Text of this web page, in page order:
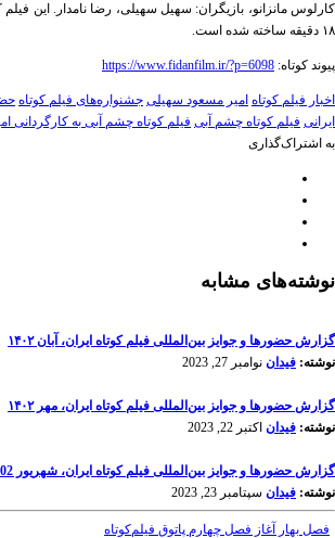
۱۸ دقیقه ساخته شده است.
پیوند کوتاه: https://www.fidanfilm.ir/?p=6098
اخبار فیلم کوتاه امیر مسعود سهیلی جشنواره‌های فیلم کوتاه
ایرانی فیلم کوتاه چشم آبی فیلم کوتاه چشم آبی به کارگردانی
به اشتراک‌گذاری
نوشته‌های مشابه
گزارش حضورها و جوایز بین‌المللی فیلم کوتاه ایران، آبان ۱۴۰۲
نوشته: فیدان نوامبر 27, 2023
گزارش حضورها و جوایز بین‌المللی فیلم کوتاه ایران، مهر ۱۴۰۲
نوشته: فیدان اکتبر 22, 2023
گزارش حضورها و جوایز بین‌المللی فیلم کوتاه ایران، شهریور 1402
نوشته: فیدان سپتامبر 23, 2023
فصل بهار آغاز فصل چهارم پاتوق فیلم‌کوتاه